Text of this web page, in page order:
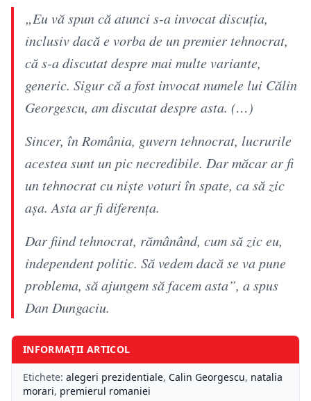
„Eu vă spun că atunci s-a invocat discuția,
inclusiv dacă e vorba de un premier tehnocrat,
că s-a discutat despre mai multe variante,
generic. Sigur că a fost invocat numele lui Călin
Georgescu, am discutat despre asta. (…)
Sincer, în România, guvern tehnocrat, lucrurile
acestea sunt un pic necredibile. Dar măcar ar fi
un tehnocrat cu niște voturi în spate, ca să zic
așa. Asta ar fi diferența.
Dar fiind tehnocrat, rămânând, cum să zic eu,
independent politic. Să vedem dacă se va pune
problema, să ajungem să facem asta”, a spus
Dan Dungaciu.
INFORMAȚII ARTICOL
Etichete: alegeri prezidentiale, Calin Georgescu, natalia
morari, premierul romaniei